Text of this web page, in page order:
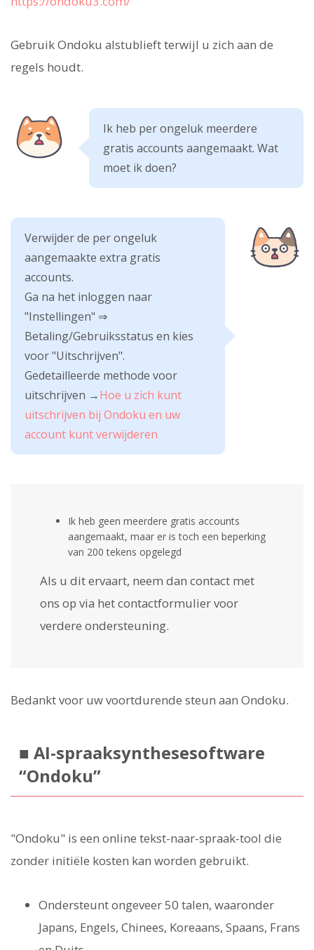
Gebruik Ondoku alstublieft terwijl u zich aan de
regels houdt.
Ik heb per ongeluk meerdere
gratis accounts aangemaakt. Wat
moet ik doen?
Verwijder de per ongeluk
aangemaakte extra gratis
accounts.
Ga na het inloggen naar
"Instellingen" ⇒
Betaling/Gebruiksstatus en kies
voor "Uitschrijven".
Gedetailleerde methode voor
uitschrijven →Hoe u zich kunt
uitschrijven bij Ondoku en uw
account kunt verwijderen
Ik heb geen meerdere gratis accounts
aangemaakt, maar er is toch een beperking
van 200 tekens opgelegd
Als u dit ervaart, neem dan contact met
ons op via het contactformulier voor
verdere ondersteuning.
Bedankt voor uw voortdurende steun aan Ondoku.
■ AI-spraaksynthesesoftware
“Ondoku”
"Ondoku" is een online tekst-naar-spraak-tool die
zonder initiële kosten kan worden gebruikt.
Ondersteunt ongeveer 50 talen, waaronder
Japans, Engels, Chinees, Koreaans, Spaans, Frans